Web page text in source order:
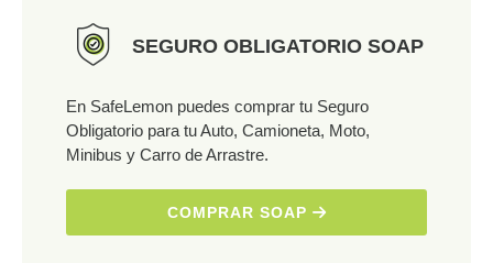
SEGURO OBLIGATORIO SOAP
En SafeLemon puedes comprar tu Seguro
Obligatorio para tu Auto, Camioneta, Moto,
Minibus y Carro de Arrastre.
COMPRAR SOAP